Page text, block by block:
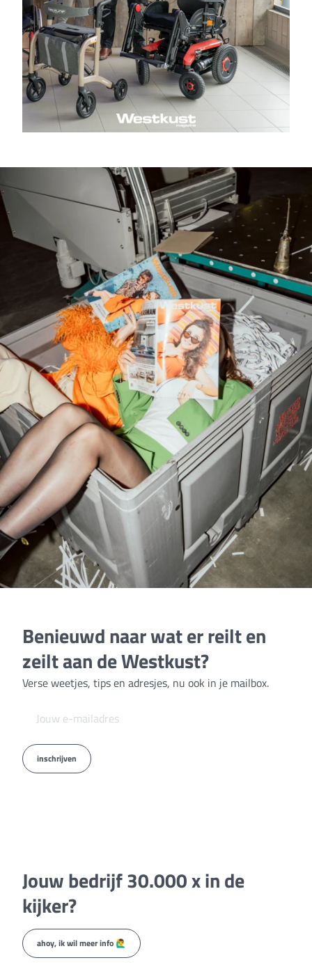
Benieuwd naar wat er reilt en
zeilt aan de Westkust?
Verse weetjes, tips en adresjes, nu ook in je mailbox.
inschrijven
Jouw bedrijf 30.000 x in de
kijker?
ahoy, ik wil meer info 🙋‍♂️